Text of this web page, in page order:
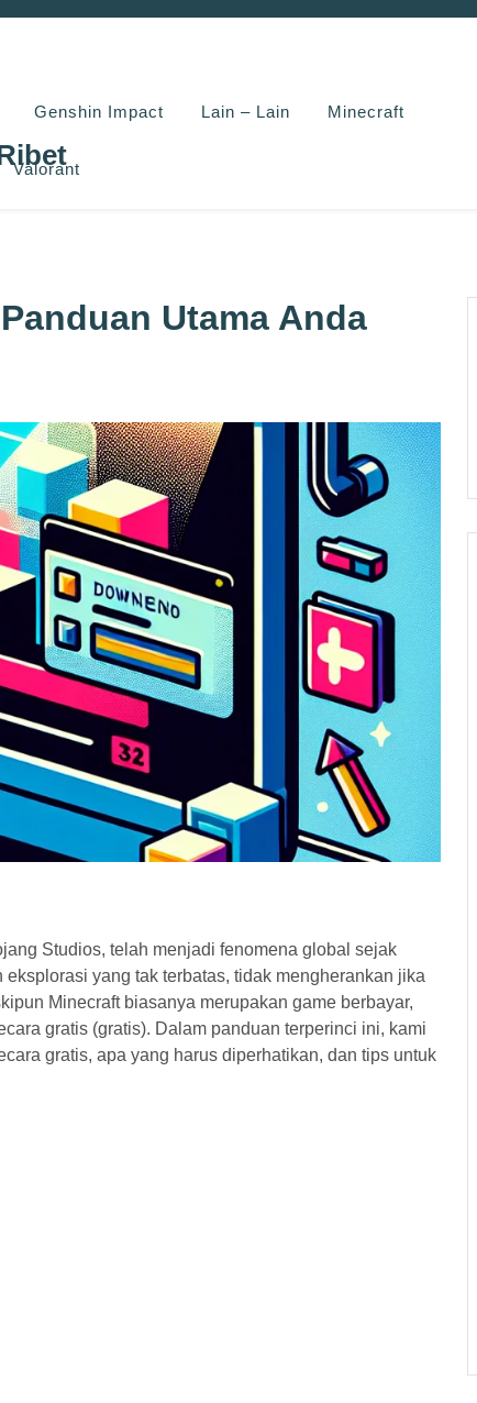
Genshin Impact Lain – Lain Minecraft
Valorant
Utama Anda
Studios, telah menjadi fenomena global sejak
yang tak terbatas, tidak mengherankan jika
Minecraft biasanya merupakan game berbayar,
gratis (gratis). Dalam panduan terperinci ini, kami
gratis, apa yang harus diperhatikan, dan tips untuk